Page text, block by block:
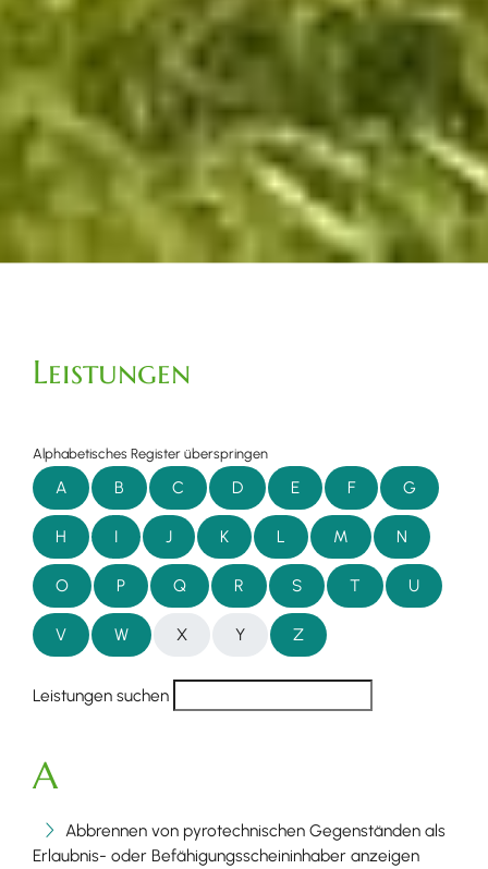
Leistungen
Alphabetisches Register überspringen
A B C D E F G
H I J K L M N
O P Q R S T U
V W X Y Z
Leistungen suchen
A
Abbrennen von pyrotechnischen Gegenständen als
Erlaubnis- oder Befähigungsscheininhaber anzeigen